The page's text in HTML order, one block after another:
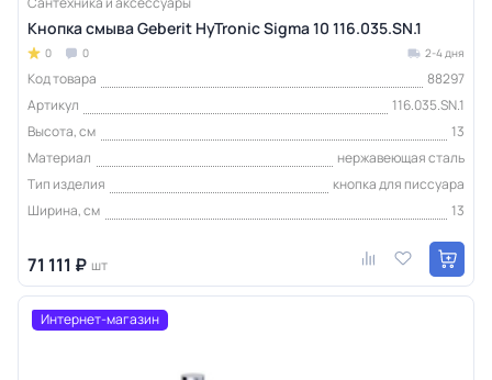
Кнопка смыва Geberit HyTronic Sigma 10 116.035.SN.1
0 0 2-4 дня
Код товара
88297
Артикул
116.035.SN.1
Высота, см
13
Материал
нержавеющая сталь
Тип изделия
кнопка для писсуара
Ширина, см
13
71 111 ₽ шт
Интернет-магазин